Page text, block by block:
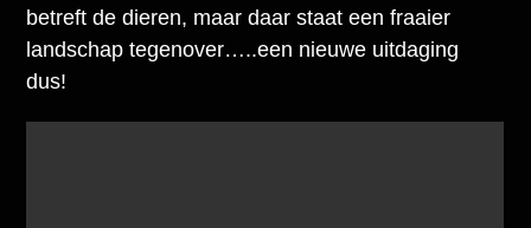
betreft de dieren, maar daar staat een fraaier
landschap tegenover…..een nieuwe uitdaging
dus!